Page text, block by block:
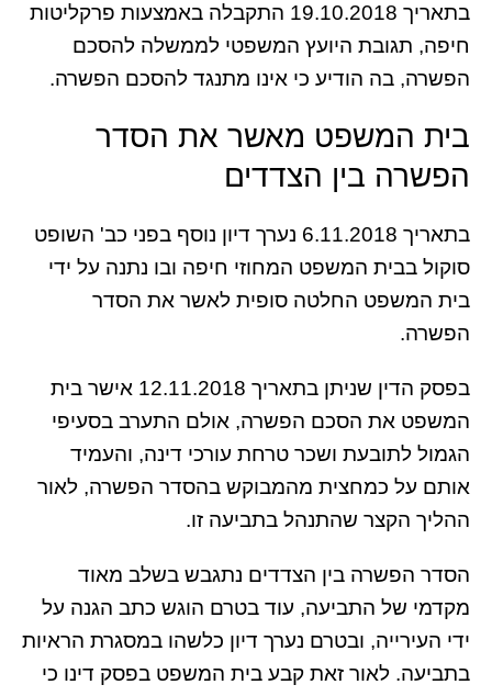
בתאריך 19.10.2018 התקבלה באמצעות פרקליטות
חיפה, תגובת היועץ המשפטי לממשלה להסכם
הפשרה, בה הודיע כי אינו מתנגד להסכם הפשרה.
בית המשפט מאשר את הסדר
הפשרה בין הצדדים
בתאריך 6.11.2018 נערך דיון נוסף בפני כב' השופט
סוקול בבית המשפט המחוזי חיפה ובו נתנה על ידי
בית המשפט החלטה סופית לאשר את הסדר
הפשרה.
בפסק הדין שניתן בתאריך 12.11.2018 אישר בית
המשפט את הסכם הפשרה, אולם התערב בסעיפי
הגמול לתובעת ושכר טרחת עורכי דינה, והעמיד
אותם על כמחצית מהמבוקש בהסדר הפשרה, לאור
ההליך הקצר שהתנהל בתביעה זו.
הסדר הפשרה בין הצדדים נתגבש בשלב מאוד
מקדמי של התביעה, עוד בטרם הוגש כתב הגנה על
ידי העירייה, ובטרם נערך דיון כלשהו במסגרת הראיות
בתביעה. לאור זאת קבע בית המשפט בפסק דינו כי